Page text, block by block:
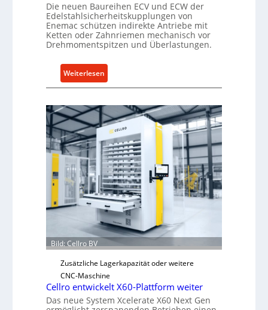
Die neuen Baureihen ECV und ECW der
Edelstahlsicherheitskupplungen von
Enemac schützen indirekte Antriebe mit
Ketten oder Zahnriemen mechanisch vor
Drehmomentspitzen und Überlastungen.
Weiterlesen:
M
h
n
i
s
c
h
e
r
Ü
b
e
r
l
a
Bild: Cellro BV
Zusätzliche Lagerkapazität oder weitere
CNC-Maschine
Cellro entwickelt X60-Plattform weiter
Das neue System Xcelerate X60 Next Gen